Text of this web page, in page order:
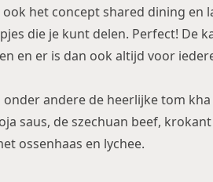
het concept shared dining en
die je kunt delen. Perfect! De
en er is dan ook altijd voor
andere de heerlijke tom
saus, de szechuan beef,
ossenhaas en lychee.